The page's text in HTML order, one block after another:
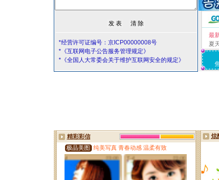
*经营许可证编号：京ICP00000008号
*《互联网电子公告服务管理规定》
*《全国人大常委会关于维护互联网安全的规定》
最
夏